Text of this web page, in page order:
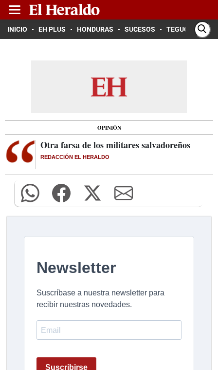
INICIO EH PLUS HONDURAS SUCESOS TEGUCIGALPA
OPINIÓN
Otra farsa de los militares salvadoreños
REDACCIÓN EL HERALDO